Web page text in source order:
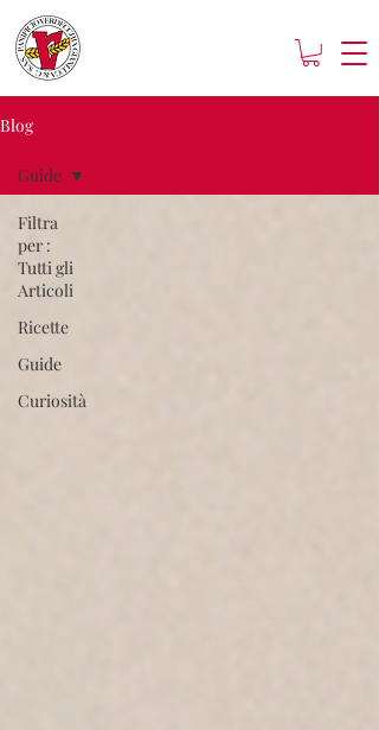
Blog
Filtra
per :
Tutti gli
Articoli
Ricette
Guide
Curiosità
Guide